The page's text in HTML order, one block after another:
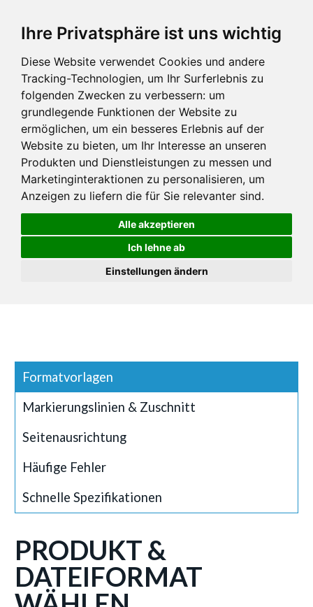
Ihre Privatsphäre ist uns wichtig
Diese Website verwendet Cookies und andere
Tracking-Technologien, um Ihr Surferlebnis zu
folgenden Zwecken zu verbessern: um
grundlegende Funktionen der Website zu
ermöglichen, um ein besseres Erlebnis auf der
Website zu bieten, um Ihr Interesse an unseren
Produkten und Dienstleistungen zu messen und
Marketinginteraktionen zu personalisieren, um
Anzeigen zu liefern die für Sie relevanter sind.
Alle akzeptieren
Ich lehne ab
Einstellungen ändern
Formatvorlagen
Markierungslinien & Zuschnitt
Seitenausrichtung
Häufige Fehler
Schnelle Spezifikationen
PRODUKT &
DATEIFORMAT